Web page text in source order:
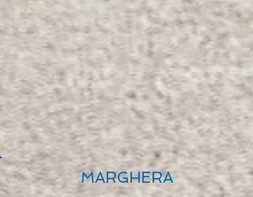
MARGHERA